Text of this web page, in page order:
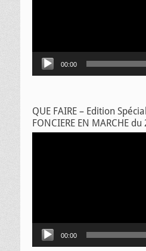
00:00
QUE FAIRE – Edition
FONCIERE EN MARCHE
00:00